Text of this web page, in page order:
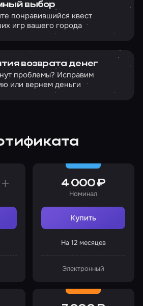
выбор
понравившийся квест
игр вашего города
возврата денег
проблемы? Исправим
или вернем деньги
4 000 ₽
Номинал
Купить
На 12 месяцев
Электронный